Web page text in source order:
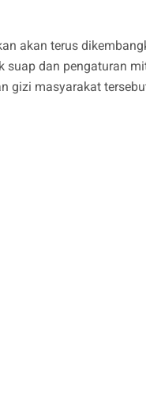
akan terus
suap dan pengaturan
gizi masyarakat